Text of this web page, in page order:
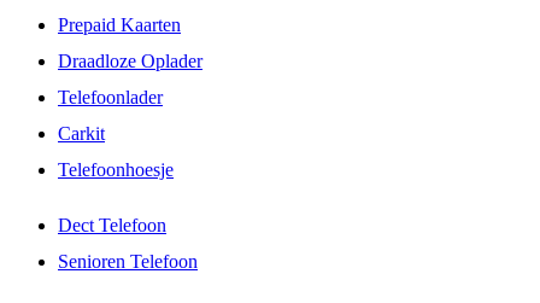
Prepaid Kaarten
Draadloze Oplader
Telefoonlader
Carkit
Telefoonhoesje
Dect Telefoon
Senioren Telefoon